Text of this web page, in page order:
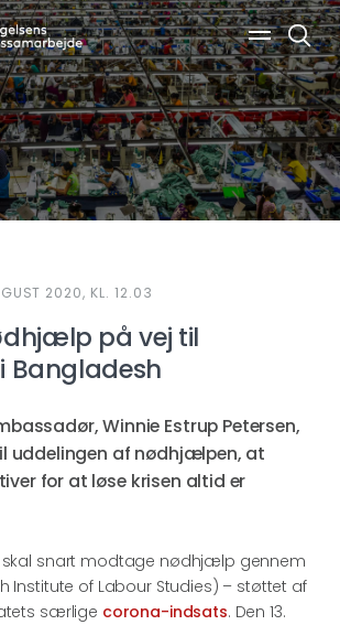
Søg
2020, KL. 12.03
på vej til
Bangladesh
Winnie Estrup Petersen,
uddelingen af nødhjælpen, at
for at løse krisen altid er
skal snart modtage nødhjælp gennem
Institute of Labour Studies) – støttet af
særlige corona-indsats. Den 13.